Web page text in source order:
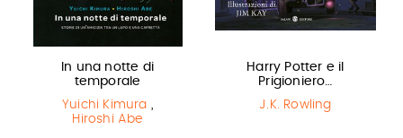
In una notte di
temporale
Yuichi Kimura ,
Hiroshi Abe
Harry Potter e il
Prigioniero…
J.K. Rowling